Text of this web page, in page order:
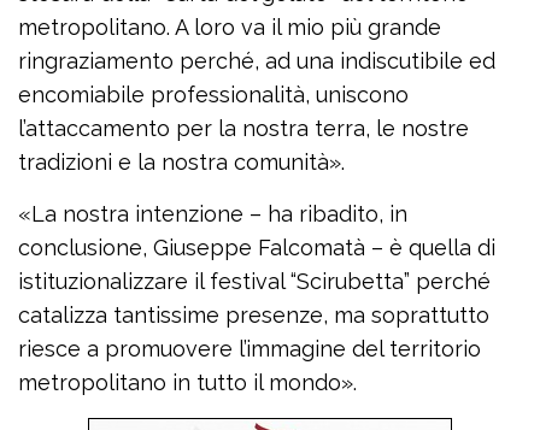
metropolitano. A loro va il mio più grande
ringraziamento perché, ad una indiscutibile ed
encomiabile professionalità, uniscono
l’attaccamento per la nostra terra, le nostre
tradizioni e la nostra comunità».
«La nostra intenzione – ha ribadito, in
conclusione, Giuseppe Falcomatà – è quella di
istituzionalizzare il festival “Scirubetta” perché
catalizza tantissime presenze, ma soprattutto
riesce a promuovere l’immagine del territorio
metropolitano in tutto il mondo».